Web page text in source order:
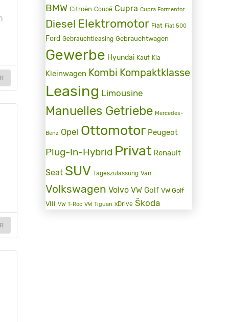
BMW Citroën Coupé Cupra Cupra Formentor
Diesel Elektromotor Fiat Fiat 500
Ford Gebrauchtleasing Gebrauchtwagen
Gewerbe Hyundai Kauf Kia
Kleinwagen Kombi Kompaktklasse
Leasing Limousine
Manuelles Getriebe Mercedes-
Benz Opel Ottomotor Peugeot
Plug-In-Hybrid Privat Renault
Seat SUV Tageszulassung Van
Volkswagen Volvo VW Golf VW Golf
VIII VW T-Roc VW Tiguan xDrive Škoda